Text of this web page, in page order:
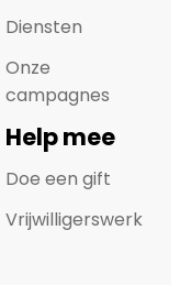
Diensten
Onze
campagnes
Help mee
Doe een gift
Vrijwilligerswerk